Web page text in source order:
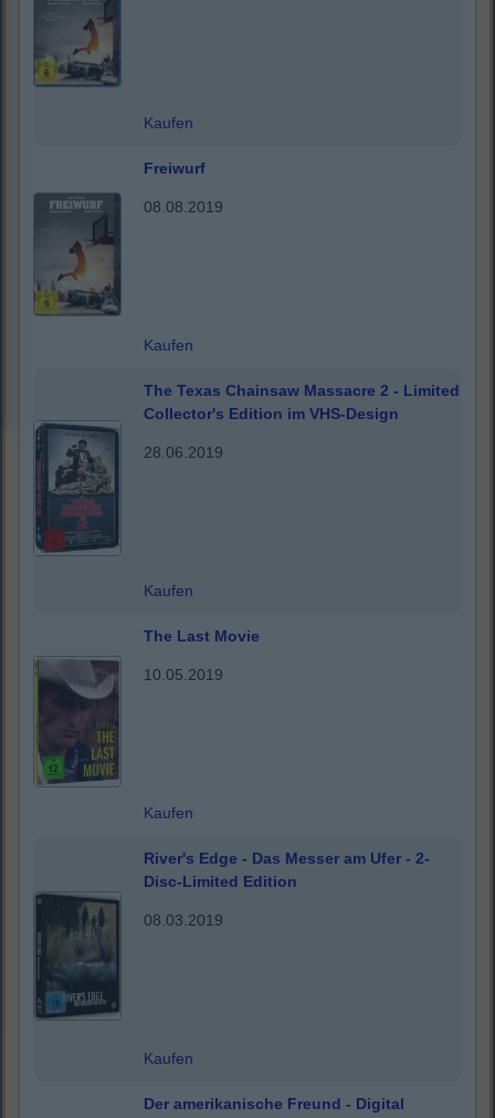
Kaufen
Freiwurf
08.08.2019
Kaufen
The Texas Chainsaw Massacre 2 - Limited
Collector's Edition im VHS-Design
28.06.2019
Kaufen
The Last Movie
10.05.2019
Kaufen
River's Edge - Das Messer am Ufer - 2-
Disc-Limited Edition
08.03.2019
Kaufen
Der amerikanische Freund - Digital